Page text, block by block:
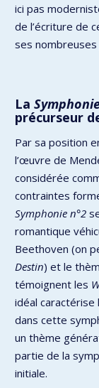
ici pas
de l’écriture de
ses
La
précurseur
Par sa position
l’œuvre de
considérée
contraintes
Symphonie n°2
romantique
Beethoven (on
Destin) et le
témoignent les
idéal
dans cette
un thème
partie de la
initiale.